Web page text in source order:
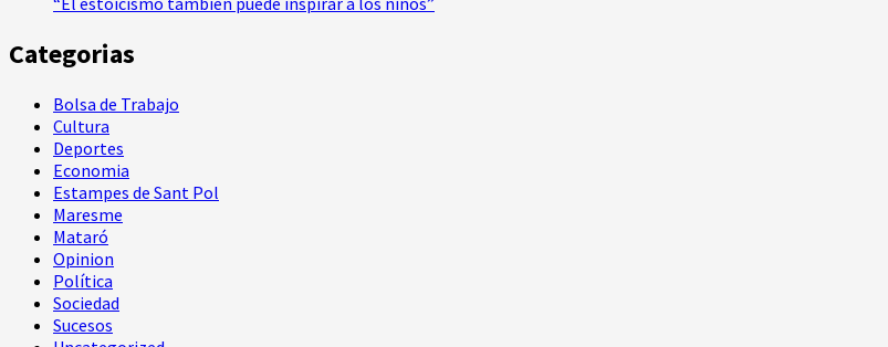
Categorias
Bolsa de Trabajo
Cultura
Deportes
Economia
Estampes de Sant Pol
Maresme
Mataró
Opinion
Política
Sociedad
Sucesos